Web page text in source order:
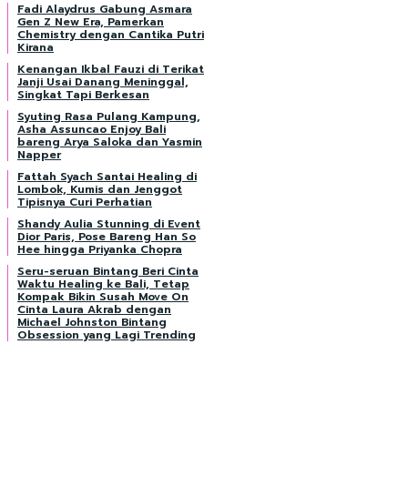
Fadi Alaydrus Gabung Asmara
Gen Z New Era, Pamerkan
Chemistry dengan Cantika Putri
Kirana
Kenangan Ikbal Fauzi di Terikat
Janji Usai Danang Meninggal,
Singkat Tapi Berkesan
Syuting Rasa Pulang Kampung,
Asha Assuncao Enjoy Bali
bareng Arya Saloka dan Yasmin
Napper
Fattah Syach Santai Healing di
Lombok, Kumis dan Jenggot
Tipisnya Curi Perhatian
Shandy Aulia Stunning di Event
Dior Paris, Pose Bareng Han So
Hee hingga Priyanka Chopra
Seru-seruan Bintang Beri Cinta
Waktu Healing ke Bali, Tetap
Kompak Bikin Susah Move On
Cinta Laura Akrab dengan
Michael Johnston Bintang
Obsession yang Lagi Trending